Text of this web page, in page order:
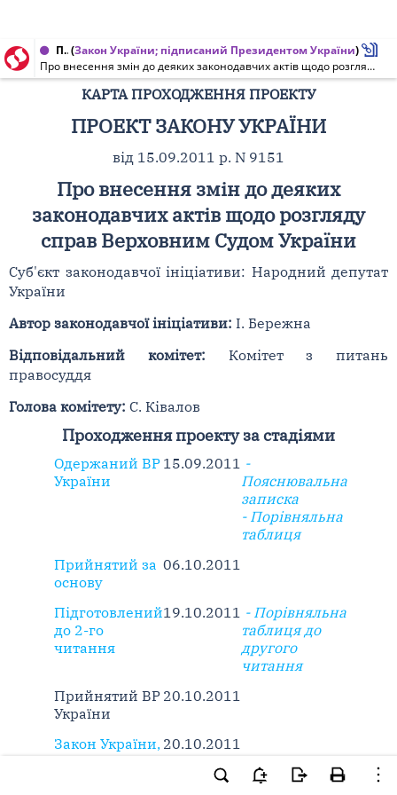
Проект Закону України від 20.10.2011 № 9151(Закон України; підписаний Президентом України)
Про внесення змін до деяких законодавчих актів щодо розгляду справ Верховним Судом України